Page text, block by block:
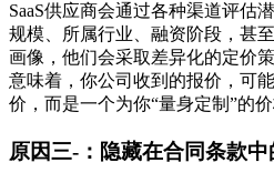
SaaS供应商会通过各种渠道评估
规模、所属行业、融资阶段，甚
画像，他们会采取差异化的定价
意味着，你公司收到的报价，可
价，而是一个为你“量身定制”的价
原因三-：隐藏在合同条款